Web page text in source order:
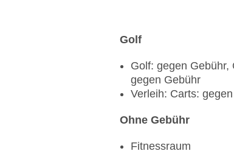
Golf
Golf: gegen Gebühr,
gegen Gebühr
Verleih: Carts:
Ohne Gebühr
Fitnessraum